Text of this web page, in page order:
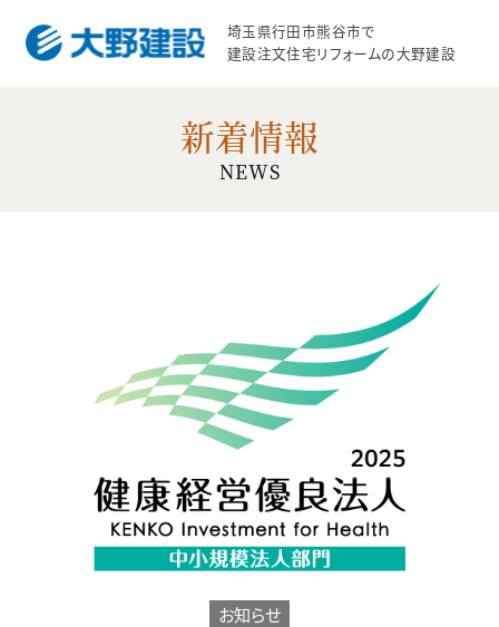
埼玉県行田市熊谷市で
建設注文住宅リフォームの大野建設
新着情報
NEWS
お知らせ